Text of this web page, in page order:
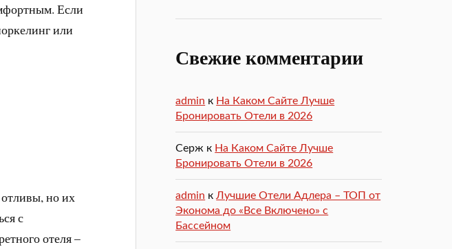
Если
или
но их
с
отеля –
Свежие комментарии
admin к На Каком Сайте Лучше
Бронировать Отели в 2026
Серж к На Каком Сайте Лучше
Бронировать Отели в 2026
admin к Лучшие Отели Адлера – ТОП от
Эконома до «Все Включено» с
Бассейном